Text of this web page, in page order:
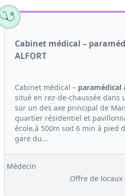
Cabinet médical –
ALFORT
Cabinet médical – paramédical
situé en rez-de-chaussée dans
sur un des axe principal de
quartier résidentiel et
école,à 500m soit 6 min à pied
gare du...
Médecin
Offre de locaux